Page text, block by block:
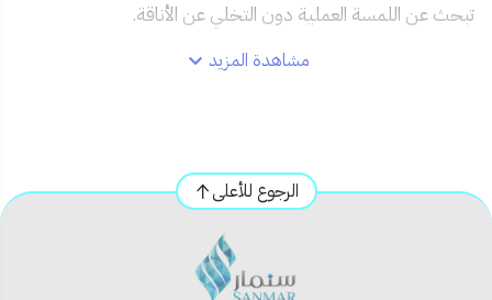
تبحث عن اللمسة العملية دون التخلي عن الأناقة.
💎تشطيب كروم عالي اللمعانمقاوم للصدأ والخدوش.
مقبض انسيابي مريحللاستخدام السريع بيد واحدة.
يمنح إحساسًا بالنظافة والراحة.
قاعدة تثبيت قويةلضمان ثبات طويل الأمد.
مشاهدة المزيد
الرجوع للأعلى